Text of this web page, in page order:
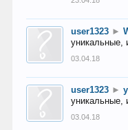
user1323 ►
уникальные,
03.04.18
user1323 ►
уникальные,
03.04.18